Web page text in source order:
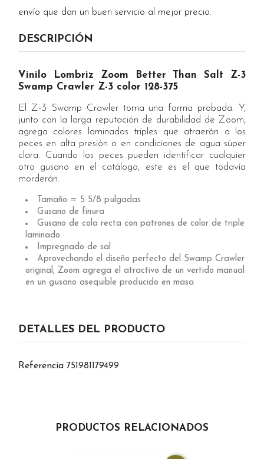
envío que dan un buen servicio al mejor precio.
DESCRIPCIÓN
Vinilo Lombriz Zoom Better Than Salt Z-3
Swamp Crawler Z-3 color 128-375
El Z-3 Swamp Crawler toma una forma probada. Y,
junto con la larga reputación de durabilidad de Zoom,
agrega colores laminados triples que atraerán a los
peces en alta presión o en condiciones de agua súper
clara. Cuando los peces pueden identificar cualquier
otro gusano en el catálogo, este es el que todavía
morderán.
Tamaño = 5 5/8 pulgadas
Gusano de finura
Gusano de cola recta con patrones de color de triple
laminado
Impregnado de sal
Aprovechando el diseño perfecto del Swamp Crawler
original, Zoom agrega el atractivo de un vertido manual
en un gusano asequible producido en masa
DETALLES DEL PRODUCTO
Referencia 751981179499
PRODUCTOS RELACIONADOS